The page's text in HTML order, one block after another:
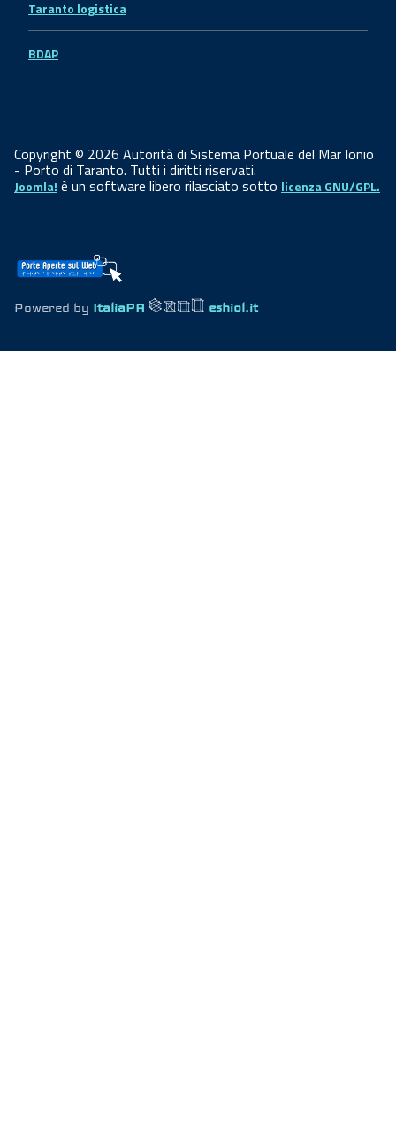
Taranto logistica
BDAP
Copyright © 2026 Autorità di Sistema Portuale del Mar Ionio
- Porto di Taranto. Tutti i diritti riservati.
Joomla! è un software libero rilasciato sotto licenza GNU/GPL.
Powered by ItaliaPA eshiol.it